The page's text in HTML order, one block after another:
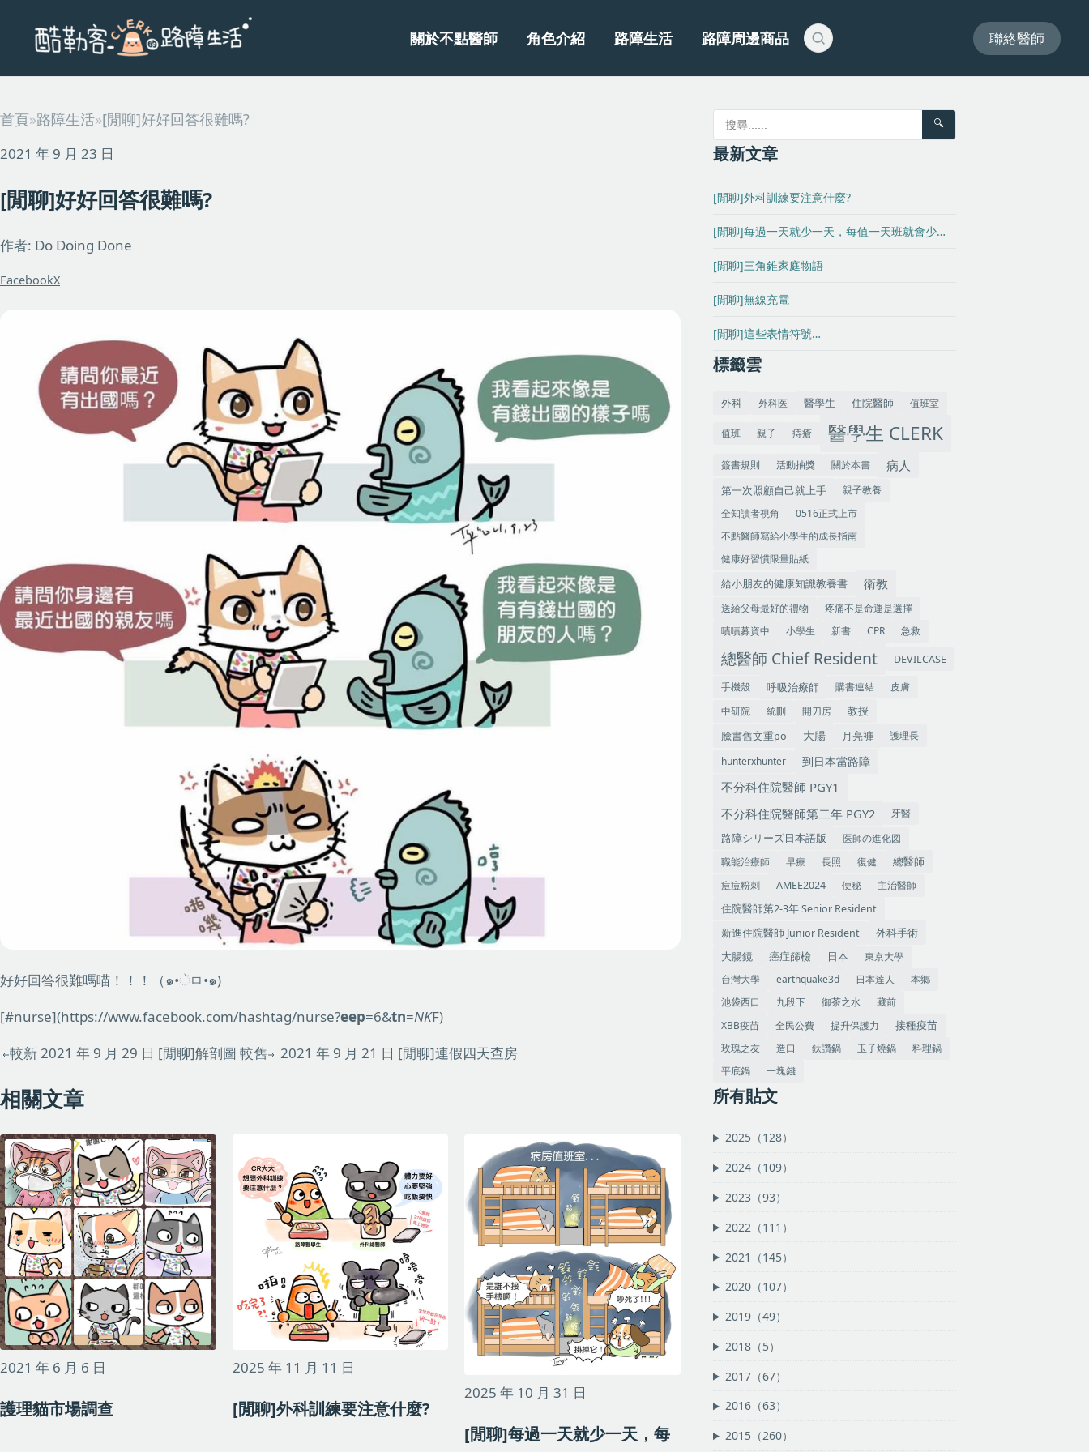
關於不點醫師 角色介紹 路障生活 路障周邊商品 聯絡醫師
首頁»路障生活»[閒聊]好好回答很難嗎?
2021 年 9 月 23 日
[閒聊]好好回答很難嗎?
作者: Do Doing Done
FacebookX
好好回答很難嗎喵！！！（๑•ૅㅁ•๑)
[#nurse](https://www.facebook.com/hashtag/nurse?eep=6&tn=NKF)
較新2021 年 9 月 29 日 [閒聊]解剖圖 較舊 2021 年 9 月 21 日 [閒聊]連假四天查房
相關文章
2021 年 6 月 6 日
護理貓市場調查
2025 年 11 月 11 日
[閒聊]外科訓練要注意什麼?
2025 年 10 月 31 日
[閒聊]每過一天就少一天，每
🔍
最新文章
[閒聊]外科訓練要注意什麼?
[閒聊]每過一天就少一天，每值一天班就會少…
[閒聊]三角錐家庭物語
[閒聊]無線充電
[閒聊]這些表情符號…
標籤雲
外科 外科医 醫學生 住院醫師 值班室
值班 親子 痔瘡 醫學生 CLERK
簽書規則 活動抽獎 關於本書 病人
第一次照顧自己就上手
親子教養
全知讀者視角
0516正式上市
不點醫師寫給小學生的成長指南
健康好習慣限量貼紙
給小朋友的健康知識教養書
衛教
送給父母最好的禮物
疼痛不是命運是選擇
嘖嘖募資中
小學生 新書 CPR 急救
總醫師 Chief Resident DEVILCASE
手機殼 呼吸治療師 購書連結
皮膚
中研院
統刪 開刀房 教授
臉書舊文重po 大腸 月亮褲
護理長
hunterxhunter
到日本當路障
不分科住院醫師 PGY1
不分科住院醫師第二年 PGY2
牙醫
路障シリーズ日本語版
医師の進化図
職能治療師
早療 長照 復健
總醫師
痘痘粉刺
AMEE2024 便秘
主治醫師
住院醫師第2-3年 Senior Resident
新進住院醫師 Junior Resident
外科手術
大腸鏡
癌症篩檢 日本
東京大學
台灣大學
earthquake3d 日本達人
本鄉
池袋西口
九段下 御茶之水
藏前
XBB疫苗
全民公費 提升保護力
接種疫苗
玫瑰之友
造口 鈦讚鍋 玉子燒鍋
料理鍋
平底鍋
一塊錢
所有貼文
2025（128）
2024（109）
2023（93）
2022（111）
2021（145）
2020（107）
2019（49）
2018（5）
2017（67）
2016（63）
2015（260）